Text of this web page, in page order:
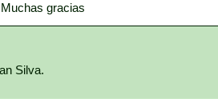
Muchas gracias
Silva.